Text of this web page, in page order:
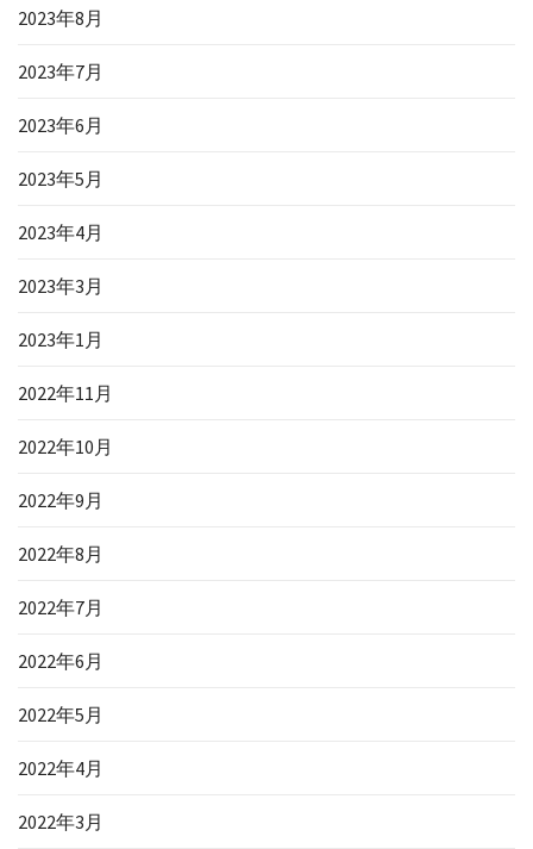
2023年8月
2023年7月
2023年6月
2023年5月
2023年4月
2023年3月
2023年1月
2022年11月
2022年10月
2022年9月
2022年8月
2022年7月
2022年6月
2022年5月
2022年4月
2022年3月